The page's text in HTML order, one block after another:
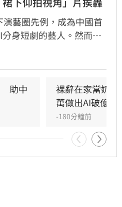
藝圈先例，成為中國首
身短劇的藝人。然而，
作品《末日盛夏》今（7
色雙腿之間低角度直視裙
窺暗示，導致原本備受期
翻車。
助中
裸辭在家當奶
萬做出AI破億神
-180分鐘前